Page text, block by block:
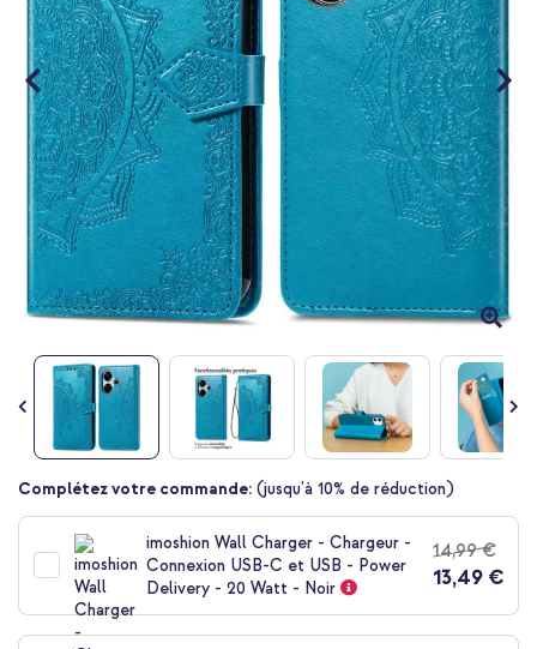
Passer
de
Complétez votre commande: (jusqu'à 10% de réduction)
imoshion Wall Charger - Chargeur -
Connexion USB-C et USB - Power
Delivery - 20 Watt - Noir
14,99 €
13,49 €